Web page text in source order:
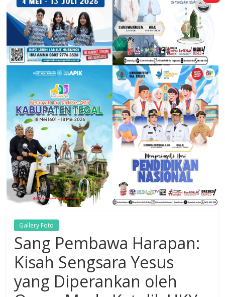
Gallery Foto
Sang Pembawa Harapan:
Kisah Sengsara Yesus
yang Diperankan oleh